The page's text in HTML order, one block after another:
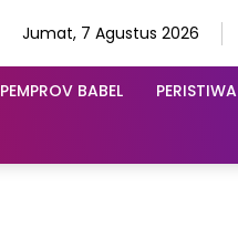
Jumat, 7 Agustus 2026
PEMPROV BABEL PERISTIWA